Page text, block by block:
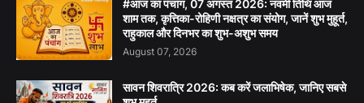
#आज का पंचांग, 07 अगस्त 2026: नवमी तिथि आज
शाम तक, कृत्तिका-रोहिणी नक्षत्र का संयोग, जानें शुभ मुहूर्त,
राहुकाल और दिनभर का शुभ-अशुभ समय
August 07, 2026
सावन शिवरात्रि 2026: कब करें जलाभिषेक, जानिए सबसे